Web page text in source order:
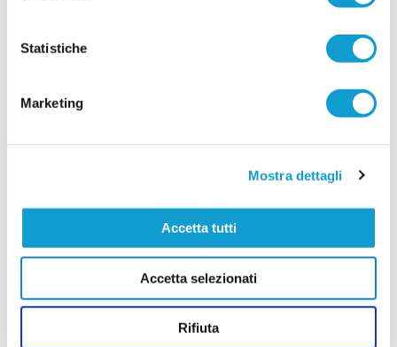
Statistiche
Marketing
Mostra dettagli
Accetta tutti
Accetta selezionati
Rifiuta